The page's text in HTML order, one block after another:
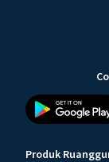
Produk